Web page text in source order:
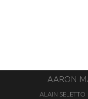
AARON
ALAIN SELETTO